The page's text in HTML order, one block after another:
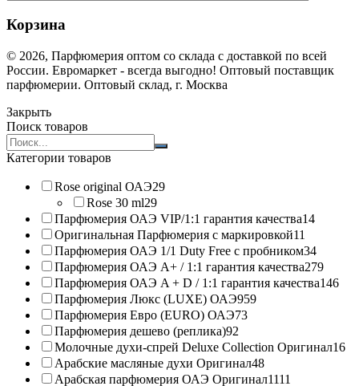
Корзина
© 2026, Парфюмерия оптом со склада с доставкой по всей
России. Евромаркет - всегда выгодно! Оптовый поставщик
парфюмерии. Оптовый склад, г. Москва
Закрыть
Поиск товаров
Search
products:
Категории товаров
Rose original ОАЭ29
Rose 30 ml29
Парфюмерия ОАЭ VIP/1:1 гарантия качества14
Оригинальная Парфюмерия с маркировкой11
Парфюмерия ОАЭ 1/1 Duty Free с пробником34
Парфюмерия ОАЭ A+ / 1:1 гарантия качества279
Парфюмерия ОАЭ A + D / 1:1 гарантия качества146
Парфюмерия Люкс (LUXE) ОАЭ959
Парфюмерия Евро (EURO) ОАЭ73
Парфюмерия дешево (реплика)92
Молочные духи-спрей Deluxe Collection Оригинал16
Арабские масляные духи Оригинал48
Арабская парфюмерия ОАЭ Оригинал1111